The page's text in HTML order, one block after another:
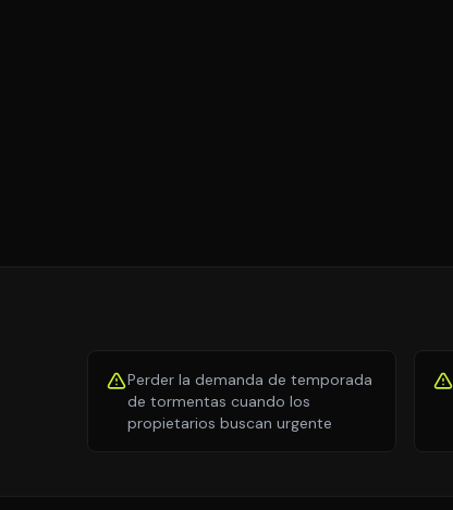
Perder la demanda de temporada
de tormentas cuando los
propietarios buscan urgente